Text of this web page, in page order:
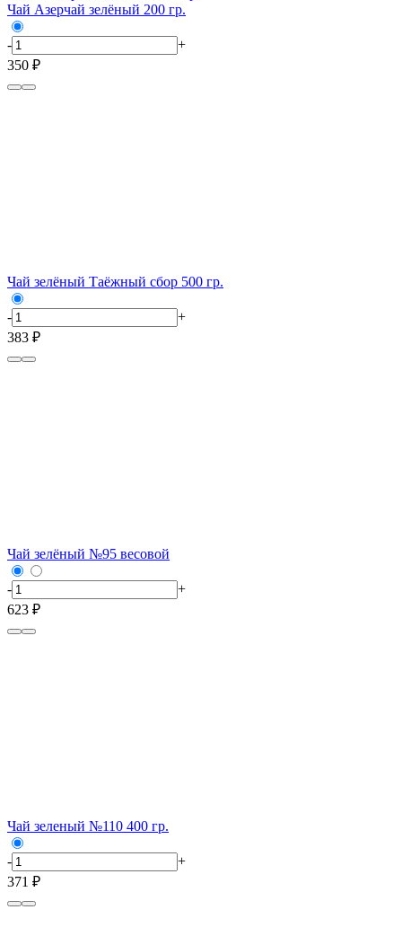
Чай Азерчай зелёный 200 гр.
-
+
350 ₽
Чай зелёный Таёжный сбор 500 гр.
-
+
383 ₽
Чай зелёный №95 весовой
-
+
623 ₽
Чай зеленый №110 400 гр.
-
+
371 ₽